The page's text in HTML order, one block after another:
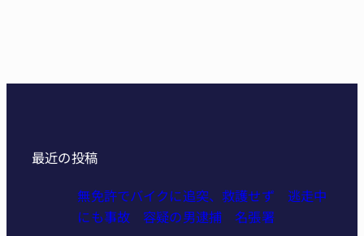
最近の投稿
無免許でバイクに追突、救護せず 逃走中
にも事故 容疑の男逮捕 名張署